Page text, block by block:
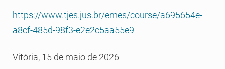
https://www.tjes.jus.br/emes/course/a695654e-
a8cf-485d-98f3-e2e2c5aa55e9
Vitória, 15 de maio de 2026